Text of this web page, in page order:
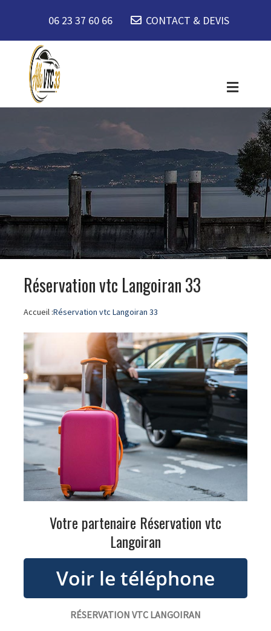
06 23 37 60 66 CONTACT & DEVIS
Réservation vtc Langoiran 33
Accueil :Réservation vtc Langoiran 33
Votre partenaire Réservation vtc
Langoiran
RÉSERVATION VTC LANGOIRAN